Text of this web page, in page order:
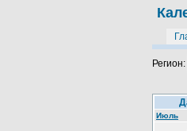
Регион:
Июль